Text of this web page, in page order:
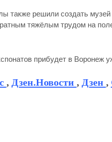
также решили создать
тяжёлым трудом на
прибудет в Воронеж
, Дзен.Новости , Дзен ,